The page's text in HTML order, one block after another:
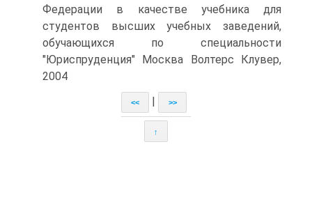
Федерации в качестве учебника для
студентов высших учебных заведений,
обучающихся по специальности
"Юриспруденция" Москва Волтерс Клувер,
2004
<< >>
↑